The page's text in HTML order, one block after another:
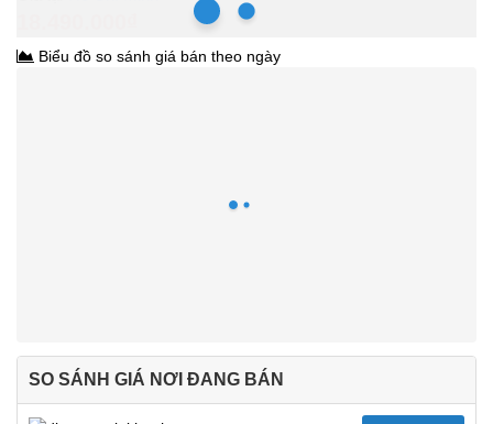
Biểu đồ so sánh giá bán theo ngày
SO SÁNH GIÁ NƠI ĐANG BÁN